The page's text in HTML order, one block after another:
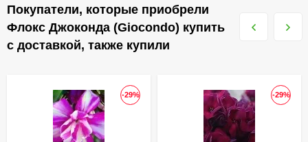
Покупатели, которые приобрели
Флокс Джоконда (Giocondo) купить
с доставкой, также купили
-29% -29%